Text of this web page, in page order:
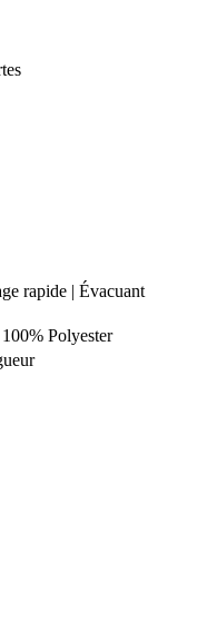
rapide | Évacuant
Polyester